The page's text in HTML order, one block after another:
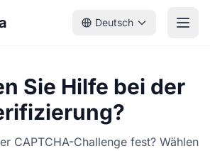
Deutsch
Sie Hilfe bei der
CAPTCHA-Challenge fest? Wählen